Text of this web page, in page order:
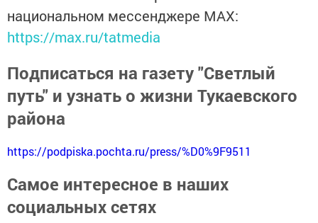
национальном мессенджере MАХ:
https://max.ru/tatmedia
Подписаться на газету "Светлый
путь" и узнать о жизни Тукаевского
района
https://podpiska.pochta.ru/press/%D0%9F9511
Самое интересное в наших
социальных сетях